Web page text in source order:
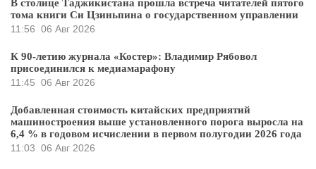
В столице Таджикистана прошла встреча читателей пятого
тома книги Си Цзиньпина о государственном управлении
11:56 06 Авг 2026
К 90-летию журнала «Костер»: Владимир Рябовол
присоединился к медиамарафону
11:45 06 Авг 2026
Добавленная стоимость китайских предприятий
машиностроения выше установленного порога выросла на
6,4 % в годовом исчислении в первом полугодии 2026 года
11:03 06 Авг 2026